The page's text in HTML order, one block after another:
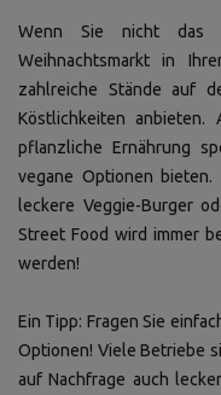
Wenn Sie nicht das
Weihnachtsmarkt in
zahlreiche Stände auf
Köstlichkeiten
pflanzliche Ernährung
vegane Optionen
leckere Veggie-Burger
Street Food wird immer
werden!
Ein Tipp: Fragen Sie
Optionen! Viele Betriebe
auf Nachfrage auch